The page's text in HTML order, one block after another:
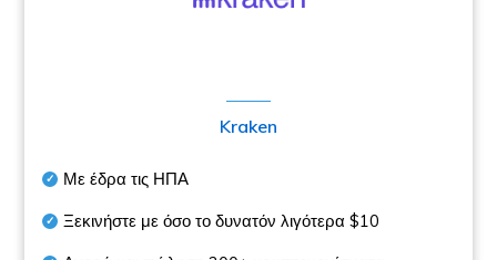
Kraken
Με έδρα τις ΗΠΑ
Ξεκινήστε με όσο το δυνατόν λιγότερα$10